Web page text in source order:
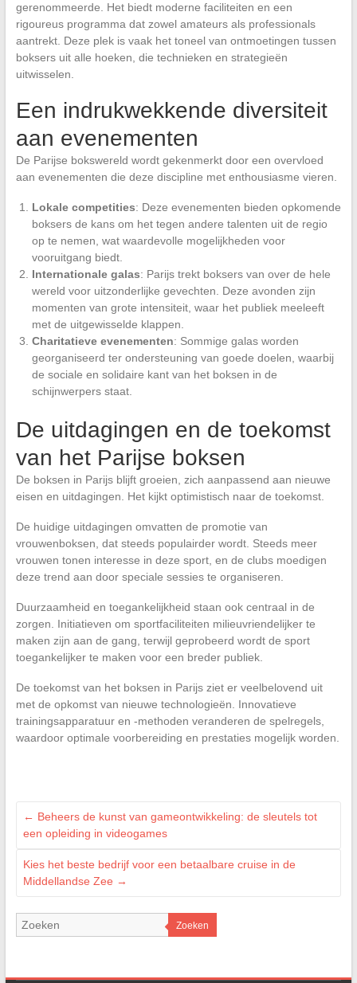
gerenommeerde. Het biedt moderne faciliteiten en een
rigoureus programma dat zowel amateurs als professionals
aantrekt. Deze plek is vaak het toneel van ontmoetingen tussen
boksers uit alle hoeken, die technieken en strategieën
uitwisselen.
Een indrukwekkende diversiteit
aan evenementen
De Parijse bokswereld wordt gekenmerkt door een overvloed
aan evenementen die deze discipline met enthousiasme vieren.
Lokale competities: Deze evenementen bieden opkomende
boksers de kans om het tegen andere talenten uit de regio
op te nemen, wat waardevolle mogelijkheden voor
vooruitgang biedt.
Internationale galas: Parijs trekt boksers van over de hele
wereld voor uitzonderlijke gevechten. Deze avonden zijn
momenten van grote intensiteit, waar het publiek meeleeft
met de uitgewisselde klappen.
Charitatieve evenementen: Sommige galas worden
georganiseerd ter ondersteuning van goede doelen, waarbij
de sociale en solidaire kant van het boksen in de
schijnwerpers staat.
De uitdagingen en de toekomst
van het Parijse boksen
De boksen in Parijs blijft groeien, zich aanpassend aan nieuwe
eisen en uitdagingen. Het kijkt optimistisch naar de toekomst.
De huidige uitdagingen omvatten de promotie van
vrouwenboksen, dat steeds populairder wordt. Steeds meer
vrouwen tonen interesse in deze sport, en de clubs moedigen
deze trend aan door speciale sessies te organiseren.
Duurzaamheid en toegankelijkheid staan ook centraal in de
zorgen. Initiatieven om sportfaciliteiten milieuvriendelijker te
maken zijn aan de gang, terwijl geprobeerd wordt de sport
toegankelijker te maken voor een breder publiek.
De toekomst van het boksen in Parijs ziet er veelbelovend uit
met de opkomst van nieuwe technologieën. Innovatieve
trainingsapparatuur en -methoden veranderen de spelregels,
waardoor optimale voorbereiding en prestaties mogelijk worden.
← Beheers de kunst van gameontwikkeling: de sleutels tot
een opleiding in videogames
Kies het beste bedrijf voor een betaalbare cruise in de
Middellandse Zee →
Zoeken